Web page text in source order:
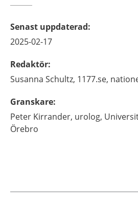
Senast uppdaterad:
2025-02-17
Redaktör:
Susanna Schultz, 1177.se,
Granskare:
Peter Kirrander, urolog,
Örebro